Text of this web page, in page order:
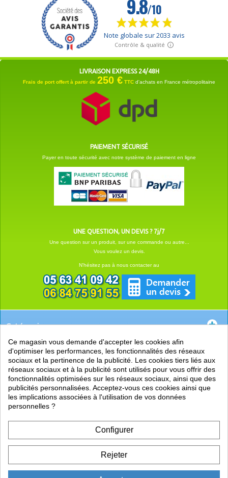
LIVRAISON EXPRESS 24/48H
Frais de port offert à partir de 250 € TTC d'achats en France métropolitaine
PAIEMENT SÉCURISÉ
Payer en toute sécurité avec notre système de paiement en ligne
UNE QUESTION, UN DEVIS ? 7j/7
Une question sur un produit, sur une commande ou autre...
Vous voulez un devis.
N'hésitez pas à nous contacter au
Catégories
EN SAVOIR +
PRATIQUE
LIENS
Ce magasin vous demande d'accepter les cookies afin
d'optimiser les performances, les fonctionnalités des réseaux
sociaux et la pertinence de la publicité. Les cookies tiers liés aux
réseaux sociaux et à la publicité sont utilisés pour vous offrir des
fonctionnalités optimisées sur les réseaux sociaux, ainsi que des
publicités personnalisées. Acceptez-vous ces cookies ainsi que
les implications associées à l'utilisation de vos données
personnelles ?
Configurer
Rejeter